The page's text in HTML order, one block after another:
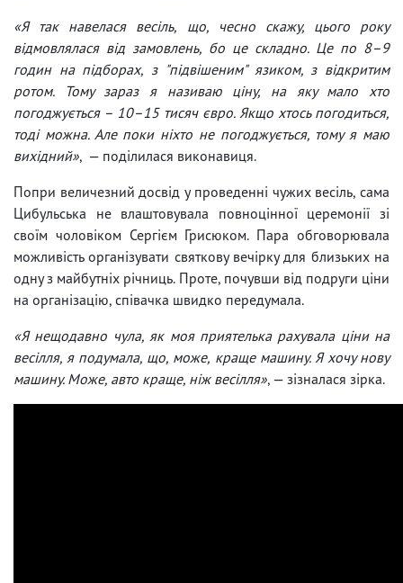
«Я так навелася весіль, що, чесно скажу, цього року
відмовлялася від замовлень, бо це складно. Це по 8–9
годин на підборах, з "підвішеним" язиком, з відкритим
ротом. Тому зараз я називаю ціну, на яку мало хто
погоджується – 10–15 тисяч євро. Якщо хтось погодиться,
тоді можна. Але поки ніхто не погоджується, тому я маю
вихідний», — поділилася виконавиця.
Попри величезний досвід у проведенні чужих весіль, сама
Цибульська не влаштовувала повноцінної церемонії зі
своїм чоловіком Сергієм Грисюком. Пара обговорювала
можливість організувати святкову вечірку для близьких на
одну з майбутніх річниць. Проте, почувши від подруги ціни
на організацію, співачка швидко передумала.
«Я нещодавно чула, як моя приятелька рахувала ціни на
весілля, я подумала, що, може, краще машину. Я хочу нову
машину. Може, авто краще, ніж весілля», — зізналася зірка.